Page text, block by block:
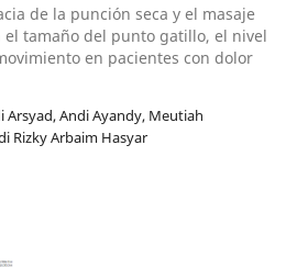
de la punción seca y el masaje
tamaño del punto gatillo, el nivel
en pacientes con dolor
Andi Ayandy, Meutiah
Rizky Arbaim Hasyar